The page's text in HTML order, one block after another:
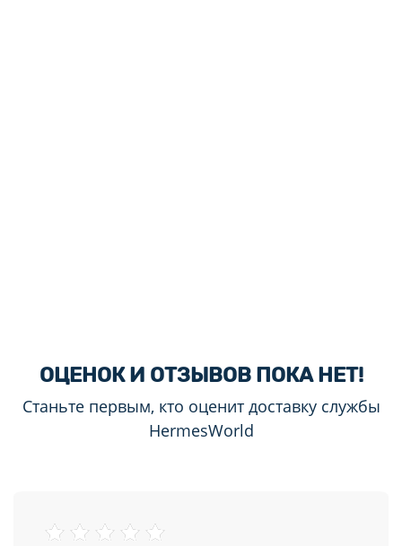
ОЦЕНОК И ОТЗЫВОВ ПОКА НЕТ!
Станьте первым, кто оценит доставку службы
HermesWorld